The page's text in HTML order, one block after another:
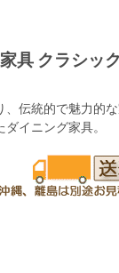
具 クラシッ
伝統的で魅力的
イニング家具。